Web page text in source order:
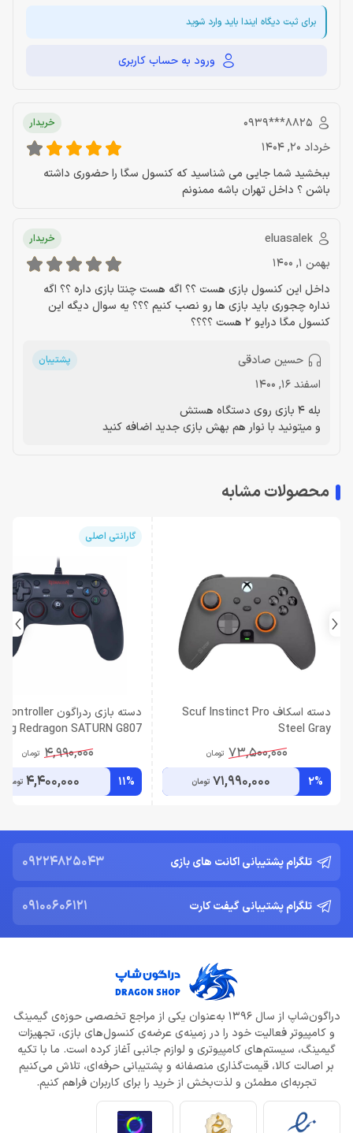
برای ثبت دیگاه ایندا باید وارد شوید
ورود به حساب کاربری
‎0939***8825‎ خریدار
خرداد 20, 1404
ببخشید شما جایی می شناسید که کنسول سگا را حضوری داشته
باشن ؟ داخل تهران باشه ممنونم
eluasalek خریدار
بهمن 1, 1400
داخل این کنسول بازی هست ؟؟ اگه هست چنتا بازی داره ؟؟ اگه
نداره چجوری باید بازی ها رو نصب کنیم ؟؟؟ یه سوال دیگه این
کنسول مگا درایو 2 هست ؟؟؟؟
حسین صادقی پشتیبان
اسفند 16, 1400
بله 4 بازی روی دستگاه هستش
و میتونید با نوار هم بهش بازی جدید اضافه کنید
محصولات مشابه
دسته اسکاف Scuf Instinct Pro
Steel Gray
73,500,000 تومان
2%
71,990,000 تومان
گارانتی اصلی
دسته بازی ردراگون Controller
Redragon SATURN G807
4,990,000 تومان
11%
4,400,000 تومان
تلگرام پشتیبانی اکانت های بازی 09224825043
تلگرام پشتیبانی گیفت کارت 09100606121
دراگون‌شاپ از سال 1396 به‌عنوان یکی از مراجع تخصصی حوزه‌ی گیمینگ
و کامپیوتر فعالیت خود را در زمینه‌ی عرضه‌ی کنسول‌های بازی، تجهیزات
گیمینگ، سیستم‌های کامپیوتری و لوازم جانبی آغاز کرده است. ما با تکیه
بر اصالت کالا، قیمت‌گذاری منصفانه و پشتیبانی حرفه‌ای، تلاش می‌کنیم
تجربه‌ای مطمئن و لذت‌بخش از خرید را برای کاربران فراهم کنیم.